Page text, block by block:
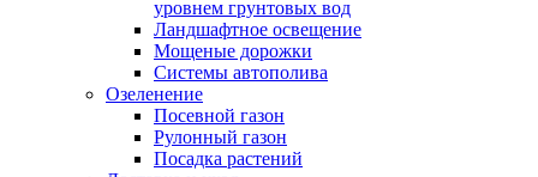
уровнем грунтовых вод
Ландшафтное освещение
Мощеные дорожки
Системы автополива
Озеленение
Посевной газон
Рулонный газон
Посадка растений